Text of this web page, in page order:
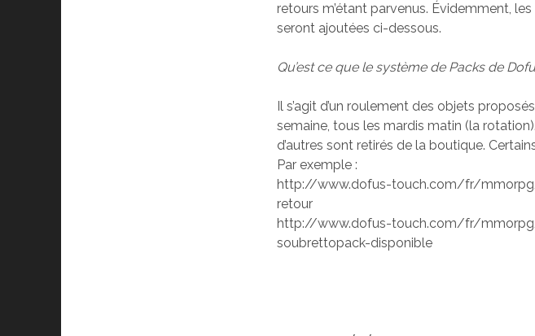
retours m’étant parvenus. Évidemment,
seront ajoutées ci-dessous.
Qu’est ce que le système de Packs de
Il s’agit d’un roulement des objets
semaine, tous les mardis matin (la
d’autres sont retirés de la boutique.
Par exemple :
http://www.dofus-touch.com/fr/
retour
http://www.dofus-touch.com/fr/
soubrettopack-disponible